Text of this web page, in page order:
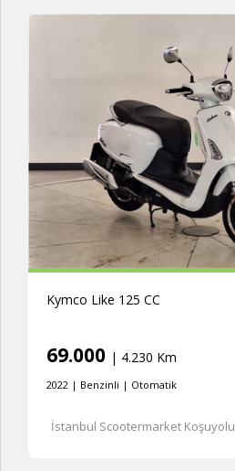
Kymco Like 125 CC
69.000 | 4.230 Km
2022 | Benzinli | Otomatik
İstanbul Scootermarket Koşuyolu